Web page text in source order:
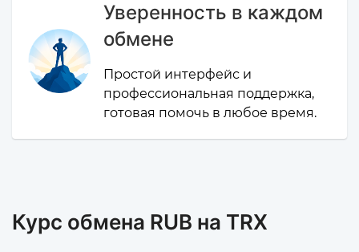
Уверенность в каждом
обмене
Простой интерфейс и
профессиональная поддержка,
готовая помочь в любое время.
Курс обмена RUB на TRX